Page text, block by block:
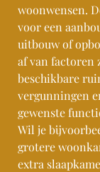
woonwensen.
voor een
uitbouw of
af van factoren
beschikbare
vergunningen
gewenste
Wil je
grotere
extra